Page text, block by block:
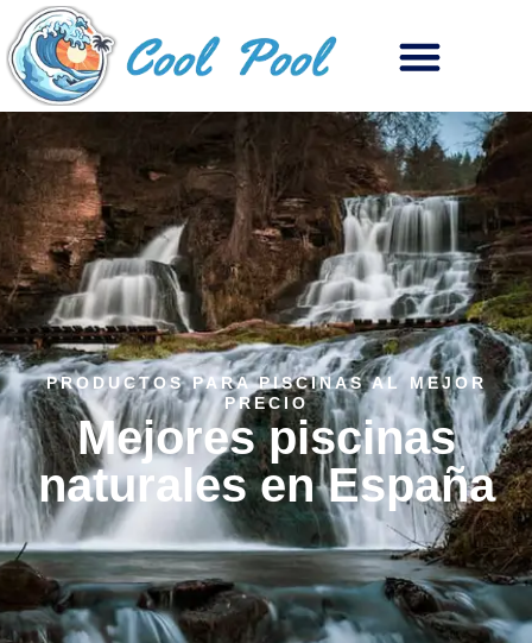
PRODUCTOS PARA PISCINAS AL MEJOR
PRECIO
Mejores piscinas
naturales en España